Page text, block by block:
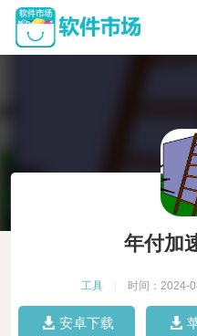
年付加
工具 时间：2024-
安卓下载